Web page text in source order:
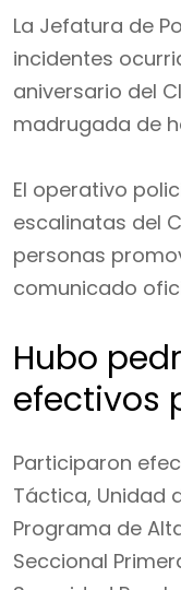
La Jefatura de
incidentes
aniversario del
madrugada de
El operativo
escalinatas del
personas
comunicado
Hubo
efectivos
Participaron
Táctica, Unidad
Programa de
Seccional